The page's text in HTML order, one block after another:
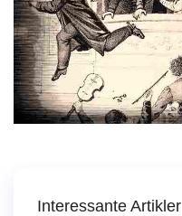
Interessante Artikler